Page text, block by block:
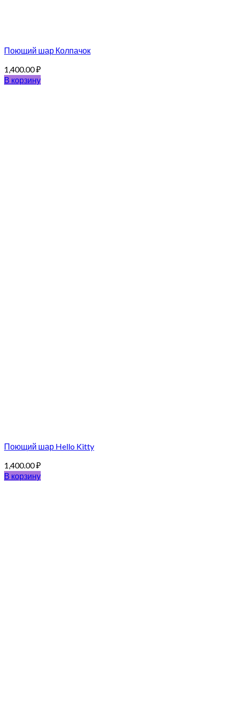
Поющий шар Колпачок
1,400.00₽
В корзину
Поющий шар Hello Kitty
1,400.00₽
В корзину